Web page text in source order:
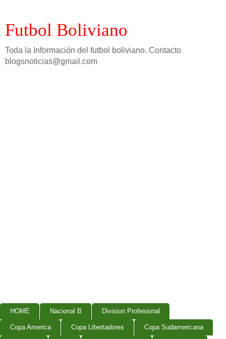
Futbol Boliviano
Toda la Información del futbol boliviano. Contacto
blogsnoticias@gmail.com
HOME Nacional B Division Profesional
Copa America Copa Libertadores Copa Sudamericana